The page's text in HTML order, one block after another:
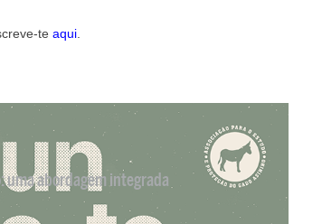
te aqui
uma abordagem integrada